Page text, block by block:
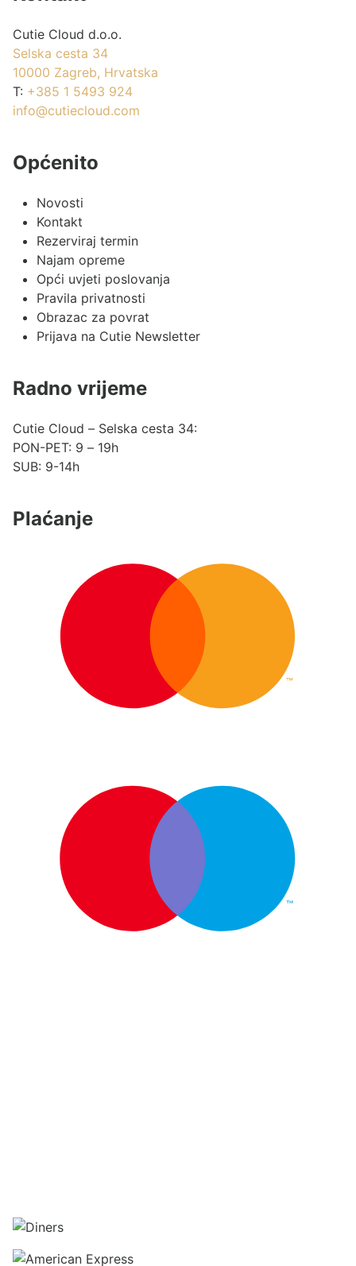
Cutie Cloud d.o.o.
Selska cesta 34
10000 Zagreb, Hrvatska
T: +385 1 5493 924
info@cutiecloud.com
Općenito
Novosti
Kontakt
Rezerviraj termin
Najam opreme
Opći uvjeti poslovanja
Pravila privatnosti
Obrazac za povrat
Prijava na Cutie Newsletter
Radno vrijeme
Cutie Cloud – Selska cesta 34:
PON-PET: 9 – 19h
SUB: 9-14h
Plaćanje